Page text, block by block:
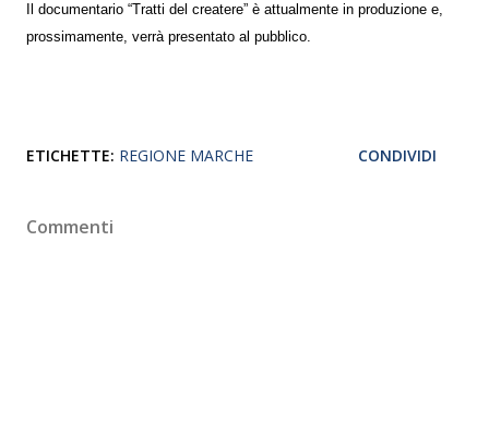
Il documentario “Tratti del createre” è attualmente in produzione e,
prossimamente, verrà presentato al pubblico.
ETICHETTE: REGIONE MARCHE CONDIVIDI
Commenti